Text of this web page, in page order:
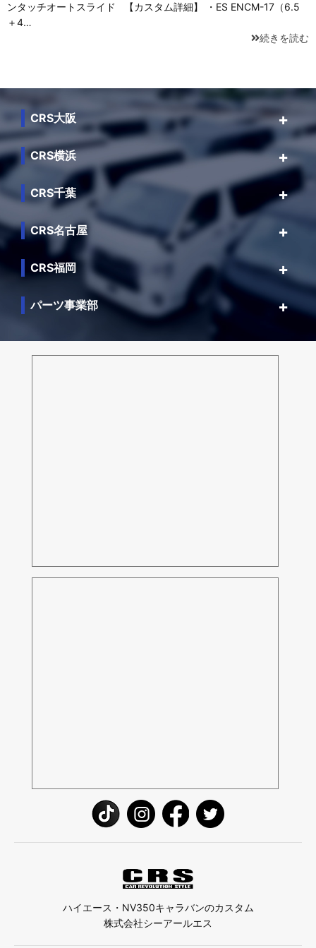
ンタッチオートスライド 【カスタム詳細】 ・ES ENCM-17（6.5
＋4…
続きを読む
CRS大阪
CRS横浜
CRS千葉
CRS名古屋
CRS福岡
パーツ事業部
ハイエース・NV350キャラバンのカスタム
株式会社シーアールエス